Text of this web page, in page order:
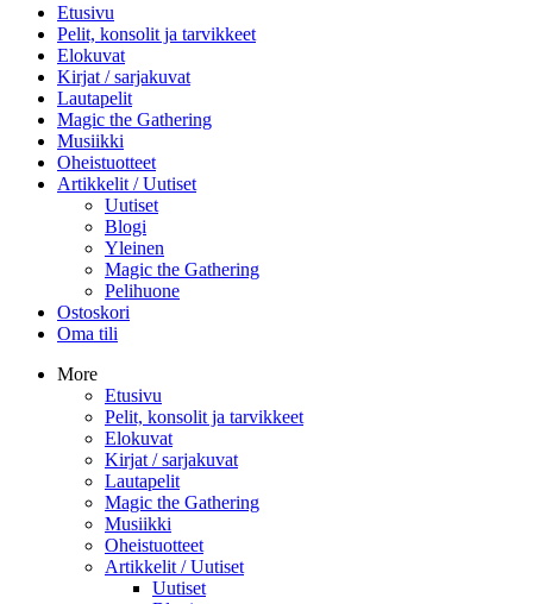
Etusivu
Pelit, konsolit ja tarvikkeet
Elokuvat
Kirjat / sarjakuvat
Lautapelit
Magic the Gathering
Musiikki
Oheistuotteet
Artikkelit / Uutiset
Uutiset
Blogi
Yleinen
Magic the Gathering
Pelihuone
Ostoskori
Oma tili
More
Etusivu
Pelit, konsolit ja tarvikkeet
Elokuvat
Kirjat / sarjakuvat
Lautapelit
Magic the Gathering
Musiikki
Oheistuotteet
Artikkelit / Uutiset
Uutiset